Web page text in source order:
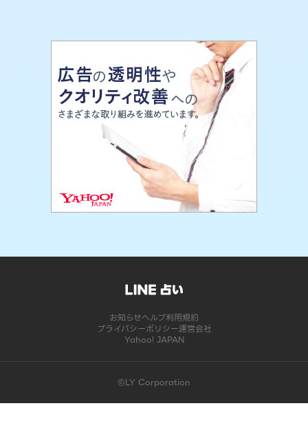
お知らせヘルプ利用規約
プライバシーポリシー運営会社
Yahoo! JAPAN
©LY Corporation
このコンテンツは掲載が終了しました | LINE占い